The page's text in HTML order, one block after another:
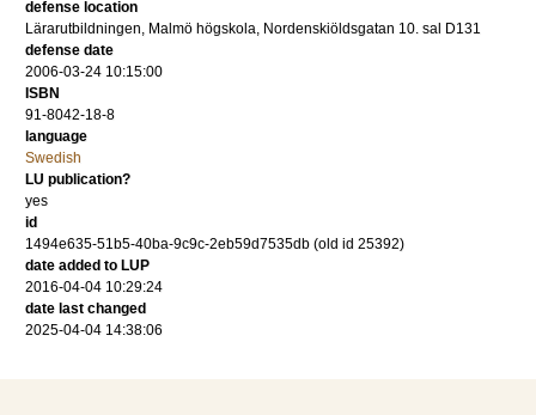
defense location
Lärarutbildningen, Malmö högskola, Nordenskiöldsgatan 10. sal D131
defense date
2006-03-24 10:15:00
ISBN
91-8042-18-8
language
Swedish
LU publication?
yes
id
1494e635-51b5-40ba-9c9c-2eb59d7535db (old id 25392)
date added to LUP
2016-04-04 10:29:24
date last changed
2025-04-04 14:38:06